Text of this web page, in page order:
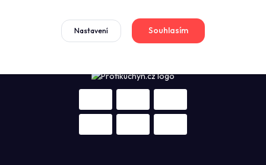
sales@profikuchyn.cz
Nastavení Souhlasím